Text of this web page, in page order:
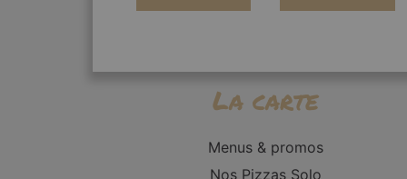
La carte
Menus & promos
Nos Pizzas Solo